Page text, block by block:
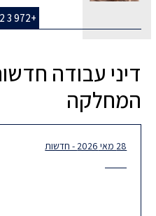
+972 3 692 2045
דיני עבודה
המחלקה
28 מאי 2026 - חדשות